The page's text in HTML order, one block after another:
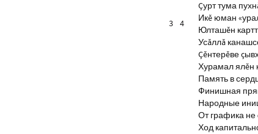
3 4
Çурт тума
Икĕ юман
Юлташĕн
Усăллă
Çĕнтерĕве
Хурамал ялĕн
Память в
Финишная
Народные
От графика не
Ход